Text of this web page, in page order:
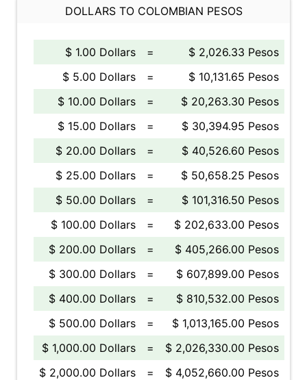
DOLLARS TO COLOMBIAN PESOS
$ 1.00 Dollars =
$ 2,026.33 Pesos
$ 5.00 Dollars
=
$ 10,131.65 Pesos
$ 10.00 Dollars
=
$ 20,263.30 Pesos
$ 15.00 Dollars
=
$ 30,394.95 Pesos
$ 20.00 Dollars
=
$ 40,526.60 Pesos
$ 25.00 Dollars
=
$ 50,658.25 Pesos
$ 50.00 Dollars
=
$ 101,316.50 Pesos
$ 100.00 Dollars
=
$ 202,633.00 Pesos
$ 200.00 Dollars
=
$ 405,266.00 Pesos
$ 300.00 Dollars
=
$ 607,899.00 Pesos
$ 400.00 Dollars
=
$ 810,532.00 Pesos
$ 500.00 Dollars
=
$ 1,013,165.00 Pesos
$ 1,000.00 Dollars
=
$ 2,026,330.00 Pesos
$ 2,000.00 Dollars
=
$ 4,052,660.00 Pesos